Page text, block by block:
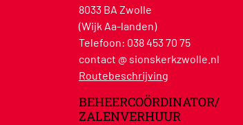
8033 BA Zwolle
(Wijk Aa-landen)
Telefoon: 038 453 70 75
contact @ sionskerkzwolle.nl
Routebeschrijving
BEHEERCOÖRDINATOR/
ZALENVERHUUR